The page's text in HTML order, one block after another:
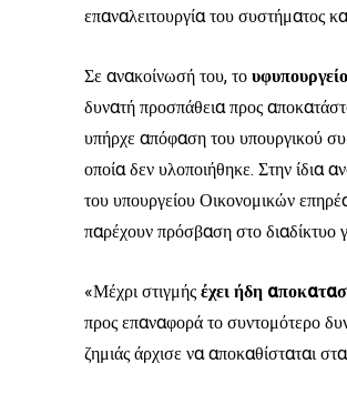
επαναλειτουργία του συστήματος
Σε ανακοίνωσή του, το
δυνατή προσπάθεια προς
υπήρχε απόφαση του υπουργικού
οποία δεν υλοποιήθηκε. Στην ίδια
του υπουργείου Οικονομικών
παρέχουν πρόσβαση στο διαδίκτυο
«Μέχρι στιγμήςέχει ήδη
προς επαναφορά το συντομότερο
ζημιάς άρχισε να αποκαθίσταται